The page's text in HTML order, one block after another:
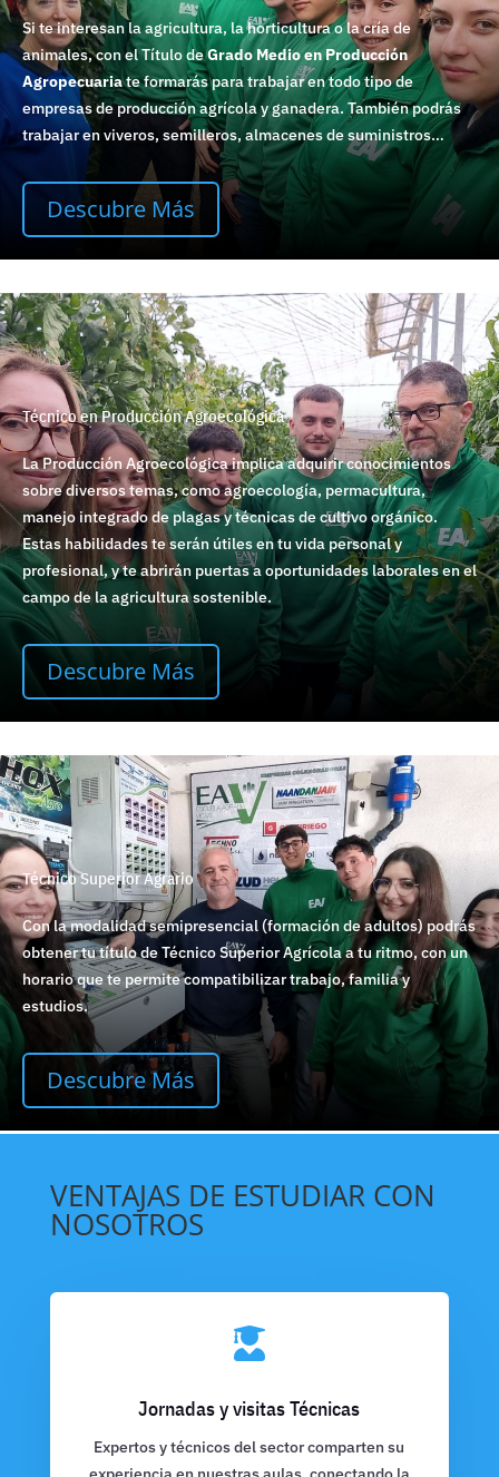
Si te interesan la agricultura, la horticultura o la cría de
animales, con el Título deGrado Medio en Producción
Agropecuariate formarás para trabajar en todo tipo de
empresas de producción agrícola y ganadera. También podrás
trabajar en viveros, semilleros, almacenes de suministros…
Descubre Más
Técnico en Producción Agroecológica
La Producción Agroecológica implica adquirir conocimientos
sobre diversos temas, como agroecología, permacultura,
manejo integrado de plagas y técnicas de cultivo orgánico.
Estas habilidades te serán útiles en tu vida personal y
profesional, y te abrirán puertas a oportunidades laborales en el
campo de la agricultura sostenible.
Descubre Más
Técnico Superior Agrario
Con la modalidad semipresencial (formación de adultos) podrás
obtener tu título de Técnico Superior Agrícola a tu ritmo, con un
horario que te permite compatibilizar trabajo, familia y
estudios.
Descubre Más
VENTAJAS DE ESTUDIAR CON
NOSOTROS

Jornadas y visitas Técnicas
Expertos y técnicos del sector comparten su